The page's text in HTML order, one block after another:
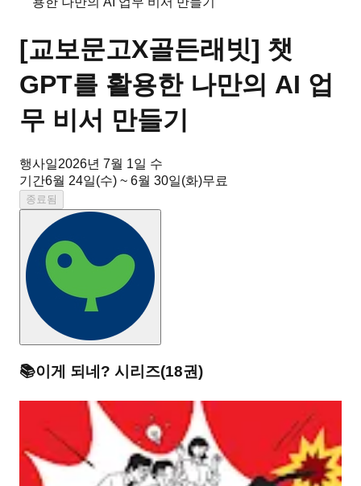
[교보문고X골든래빗] 챗
GPT를 활용한 나만의 AI 업
무 비서 만들기
행사일2026년 7월 1일 수
기간6월 24일(수) ~ 6월 30일(화)무료
종료됨
📚이게 되네? 시리즈(18권)